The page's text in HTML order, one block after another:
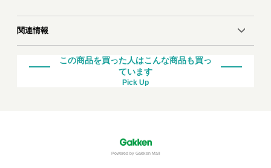
関連情報
この商品を買った人はこんな商品も買っ
ています
Pick Up
Powered by Gakken Mall